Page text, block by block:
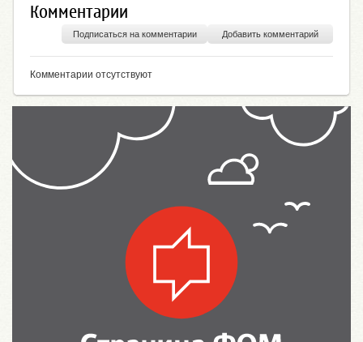
Комментарии
Добавить комментарий
Подписаться на комментарии
Комментарии отсутствуют